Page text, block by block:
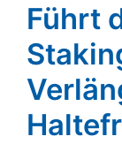
Führt